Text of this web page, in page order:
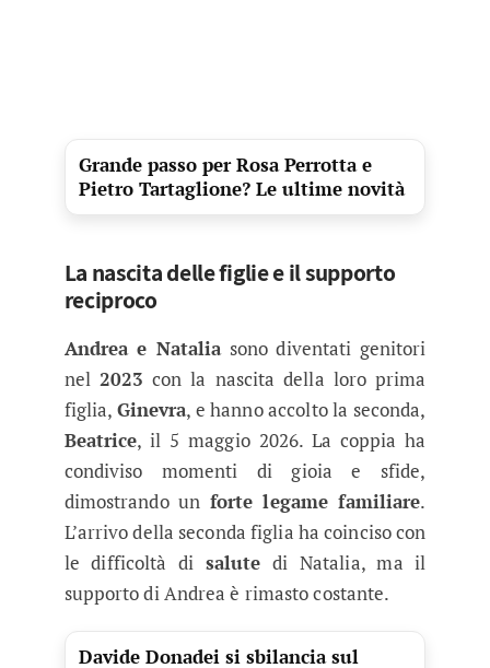
Grande passo per Rosa Perrotta e
Pietro Tartaglione? Le ultime novità
La nascita delle figlie e il supporto
reciproco
Andrea e Nataliasono diventati genitori
nel 2023 con la nascita della loro prima
figlia, Ginevra, e hanno accolto la seconda,
Beatrice, il 5 maggio 2026. La coppia ha
condiviso momenti di gioia e sfide,
dimostrando un forte legame familiare.
L’arrivo della seconda figlia ha coinciso con
le difficoltà di salute di Natalia, ma il
supporto di Andrea è rimasto costante.
Davide Donadei si sbilancia sul